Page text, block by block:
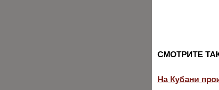
CМОТРИТЕ
На Кубани